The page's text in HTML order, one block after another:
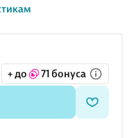
знания. Словарь с
текста
сделана
+ до 71 бонуса